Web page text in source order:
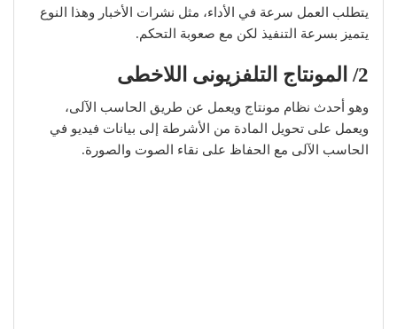
يتطلب العمل سرعة في الأداء، مثل نشرات الأخبار وهذا النوع
يتميز بسرعة التنفيذ لكن مع صعوبة التحكم.
2/ المونتاج التلفزيونى اللاخطى
وهو أحدث نظام مونتاج ويعمل عن طريق الحاسب الآلى،
ويعمل على تحويل المادة من الأشرطة إلى بيانات فيديو في
الحاسب الآلى مع الحفاظ على نقاء الصوت والصورة.